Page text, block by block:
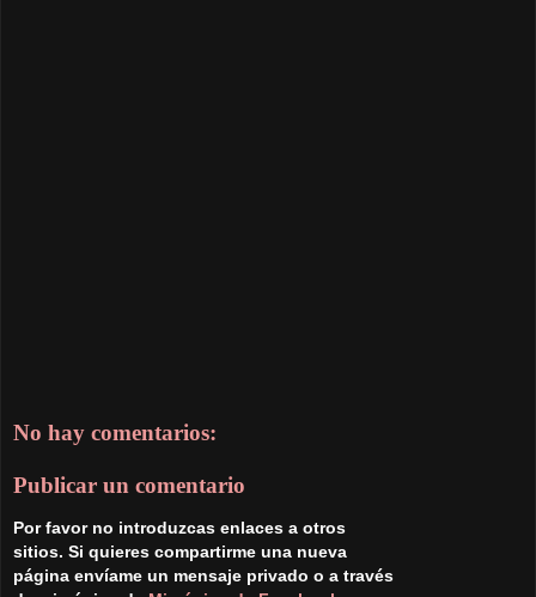
No hay comentarios:
Publicar un comentario
Por favor no introduzcas enlaces a otros
sitios. Si quieres compartirme una nueva
página envíame un mensaje privado o a través